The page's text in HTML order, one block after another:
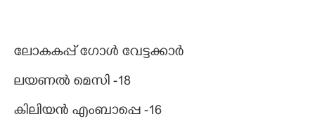
ലോകകപ്പ് ഗോൾ വേട്ടക്കാർ
ലയണൽ മെസി -18
കിലിയൻ എംബാപ്പെ -16